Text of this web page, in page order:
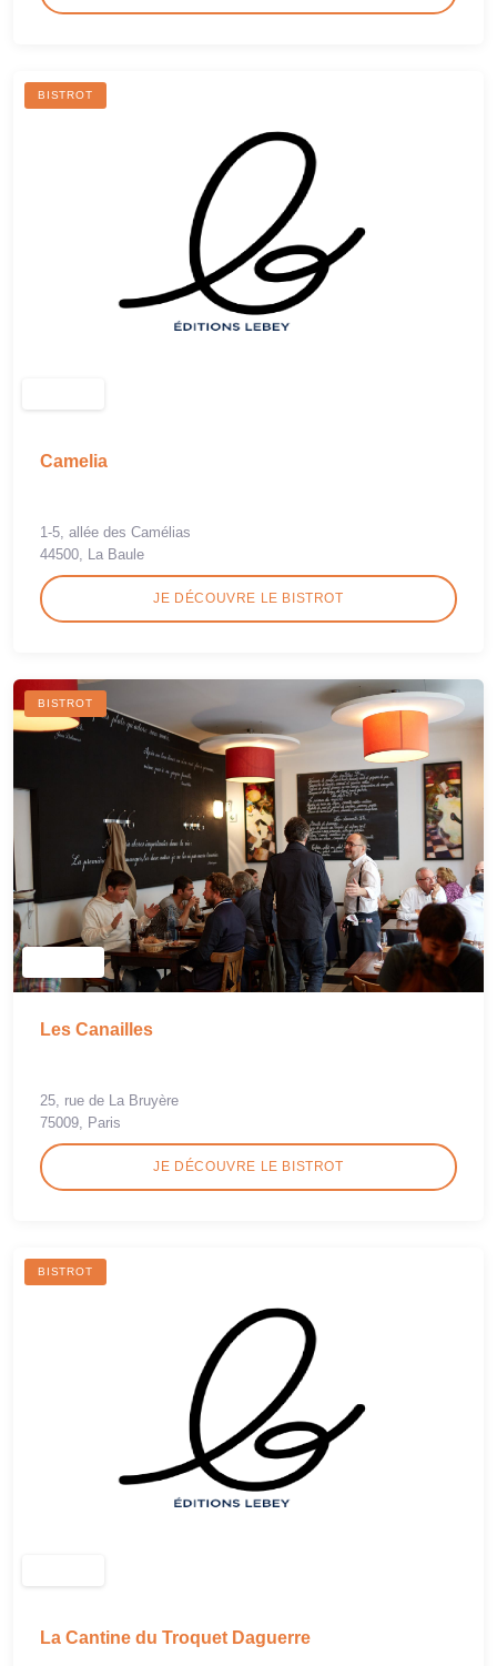
BISTROT
Camelia
1-5, allée des Camélias
44500, La Baule
JE DÉCOUVRE LE BISTROT
BISTROT
Les Canailles
25, rue de La Bruyère
75009, Paris
JE DÉCOUVRE LE BISTROT
BISTROT
La Cantine du Troquet Daguerre